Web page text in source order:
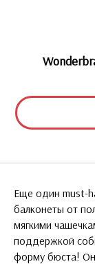
Еще один must-
балконеты от
мягкими
поддержкой
форму бюста!